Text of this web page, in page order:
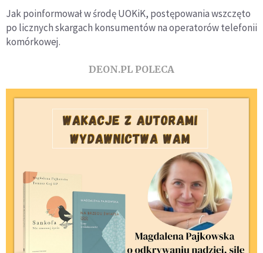
Jak poinformował w środę UOKiK, postępowania wszczęto
po licznych skargach konsumentów na operatorów telefonii
komórkowej.
DEON.PL POLECA